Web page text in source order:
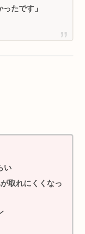
たです」
い
取れにくくなっ